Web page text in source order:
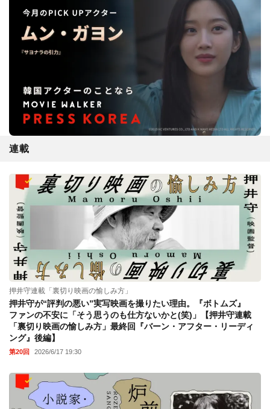
連載
押井守連載「裏切り映画の愉しみ方」
押井守が“評判の悪い”実写映画を撮りたい理由。『ボトムズ』
ファンの不安に「そう思うのも仕方ないかと(笑)」【押井守連載
「裏切り映画の愉しみ方」最終回『バーン・アフター・リーディ
ング』後編】
第20回 2026/6/17 19:30